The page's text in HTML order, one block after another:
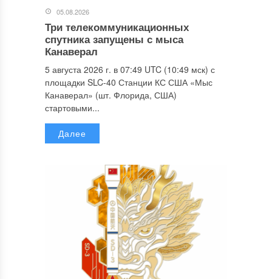
05.08.2026
Три телекоммуникационных
спутника запущены с мыса
Канаверал
5 августа 2026 г. в 07:49 UTC (10:49 мск) с
площадки SLC-40 Станции КС США «Мыс
Канаверал» (шт. Флорида, США)
стартовыми...
Далее